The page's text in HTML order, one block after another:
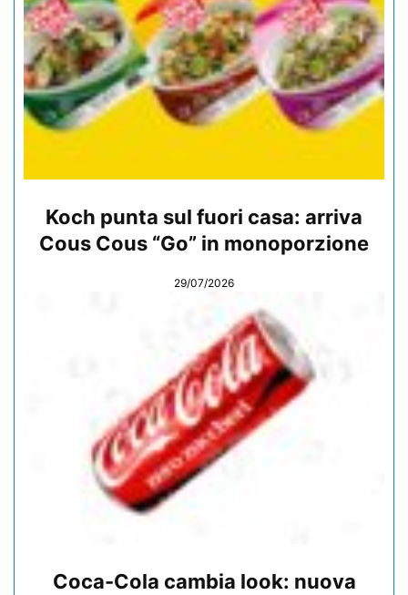
Koch punta sul fuori casa: arriva
Cous Cous “Go” in monoporzione
29/07/2026
Coca-Cola cambia look: nuova